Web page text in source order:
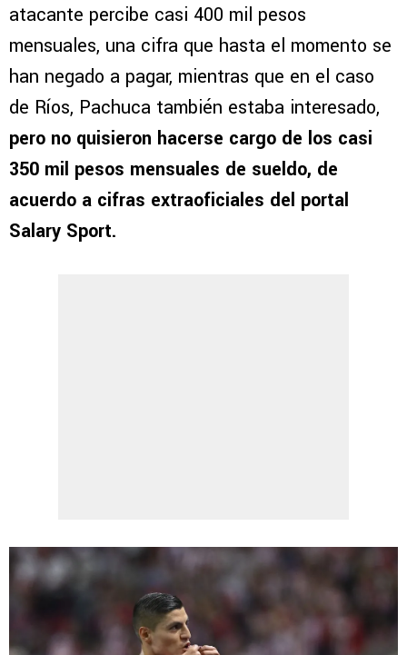
atacante percibe casi 400 mil pesos
mensuales, una cifra que hasta el momento se
han negado a pagar, mientras que en el caso
de Ríos, Pachuca también estaba interesado,
pero no quisieron hacerse cargo de los casi
350 mil pesos mensuales de sueldo, de
acuerdo a cifras extraoficiales del portal
Salary Sport.